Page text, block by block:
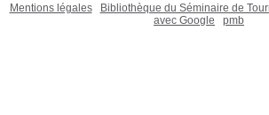
Mentions légales Bibliothèque du Séminaire de
avec Google
pmb